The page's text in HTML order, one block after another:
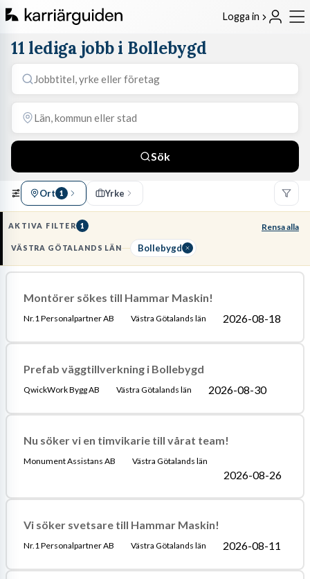
Logga in
11 lediga jobb i Bollebygd
Sök
Ort 1 Yrke
AKTIVA FILTER 1 Rensa alla
VÄSTRA GÖTALANDS LÄN Bollebygd
Montörer sökes till Hammar Maskin!
Nr.1 Personalpartner AB Västra Götalands län 2026-08-18
Prefab väggtillverkning i Bollebygd
QwickWork Bygg AB Västra Götalands län 2026-08-30
Nu söker vi en timvikarie till vårat team!
Monument Assistans AB Västra Götalands län
2026-08-26
Vi söker svetsare till Hammar Maskin!
Nr.1 Personalpartner AB Västra Götalands län 2026-08-11